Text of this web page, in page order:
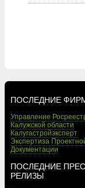
ПОСЛЕДНИЕ
Управление
Калужской области
Калугастройэксперт
Экспертиза
Документации
ПОСЛЕДНИЕ
РЕЛИЗЫ